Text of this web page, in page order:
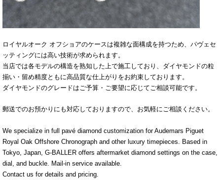
ロイヤルオーク オフショアのケースは複雑な面構成を持つため、パヴェセ
ッティングには高い技術が求められます。
当店では各モデルの構造を熟知した上で施工しており、ダイヤモンドの粒
揃い・留め精度ともに高品質な仕上がりをお約束しております。
ダイヤモンドのグレードはご予算・ご要望に応じてご相談可能です。
郵送でのお預かりにも対応しておりますので、お気軽にご相談ください。
We specialize in full pavé diamond customization for Audemars Piguet
Royal Oak Offshore Chronograph and other luxury timepieces. Based in
Tokyo, Japan, G-BALLER offers aftermarket diamond settings on the case,
dial, and buckle. Mail-in service available.
Contact us for details and pricing.